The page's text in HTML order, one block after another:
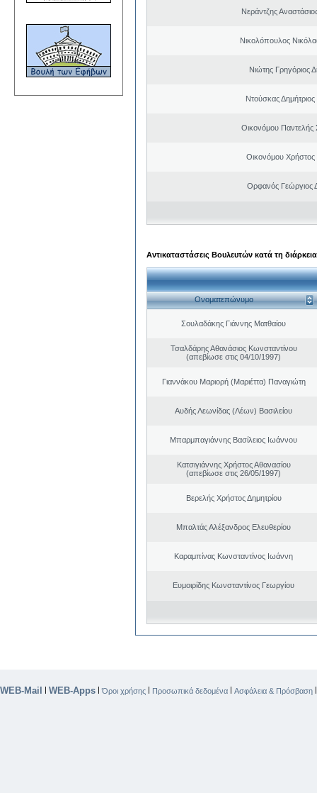
Νεράντζης
Νικολόπουλος
Νιώτης Γρηγόριος
Ντούσκας
Οικονόμου Παντελής
Οικονόμου Χρήστος
Ορφανός Γεώργιος
Αντικαταστάσεις Βουλευτών κατά τη
Ονοματεπώνυμο
Σουλαδάκης Γιάννης Ματθαίου
Τσαλδάρης Αθανάσιος Κωνσταντίνου
(απεβίωσε στις 04/10/1997)
Γιαννάκου Μαριορή (Μαριέττα) Παναγιώτη
Αυδής Λεωνίδας (Λέων) Βασιλείου
Μπαρμπαγιάννης Βασίλειος Ιωάννου
Κατσιγιάννης Χρήστος Αθανασίου
(απεβίωσε στις 26/05/1997)
Βερελής Χρήστος Δημητρίου
Μπαλτάς Αλέξανδρος Ελευθερίου
Καραμπίνας Κωνσταντίνος Ιωάννη
Ευμοιρίδης Κωνσταντίνος Γεωργίου
WEB-Mail | WEB-Apps |Όροι χρήσης | Προσωπικά δεδομένα | Ασφάλεια & Πρόσβαση